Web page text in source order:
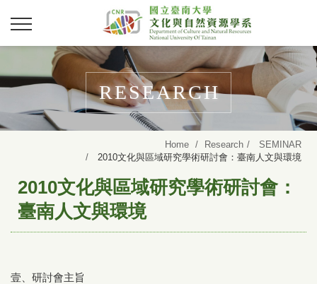
RESEARCH
Home Research
SEMINAR
2010文化與區域研究學術研討會：臺南人文與環境
2010文化與區域研究學術研討會：
臺南人文與環境
壹、研討會主旨